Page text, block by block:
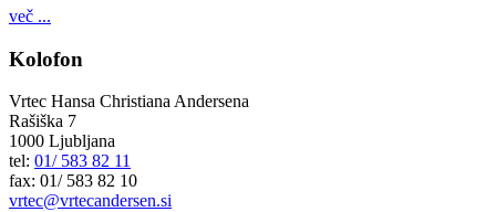
več ...
Kolofon
Vrtec Hansa Christiana Andersena
Rašiška 7
1000 Ljubljana
tel: 01/ 583 82 11
fax: 01/ 583 82 10
vrtec@vrtecandersen.si